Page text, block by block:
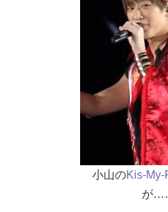
小山のKis-My-
が